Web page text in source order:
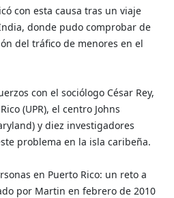
con esta causa tras un viaje
donde pudo comprobar de
del tráfico de menores en el
con el sociólogo César Rey,
(UPR), el centro Johns
y diez investigadores
problema en la isla caribeña.
en Puerto Rico: un reto a
por Martin en febrero de 2010